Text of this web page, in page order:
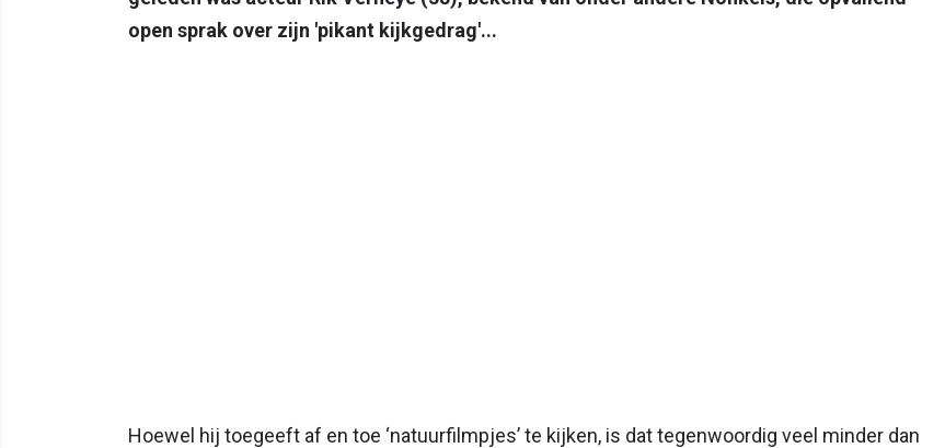
open sprak over zijn 'pikant kijkgedrag'...
Hoewel hij toegeeft af en toe ‘natuurfilmpjes’ te kijken, is dat tegenwoordig veel minder dan